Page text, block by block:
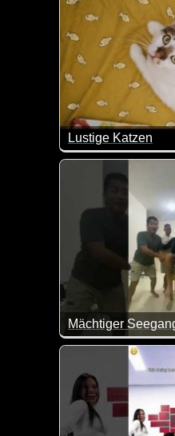
Lustige Katzen
Ein weiterer Teil
Mächtiger
Das ist mit